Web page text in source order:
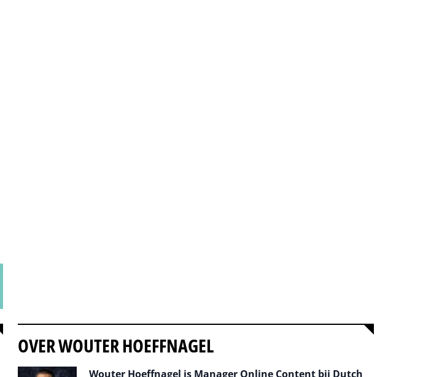
OVER WOUTER HOEFFNAGEL
Wouter Hoeffnagel is Manager Online Content bij Dutch